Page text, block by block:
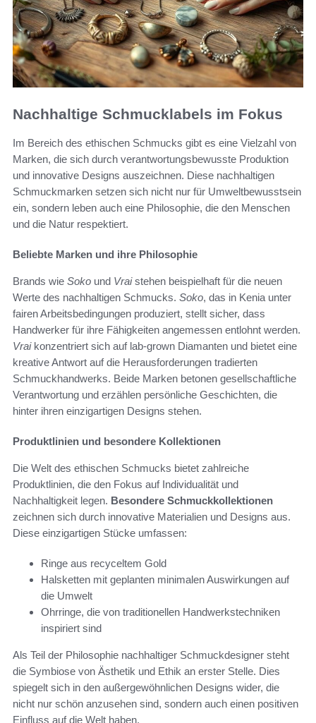
Nachhaltige Schmucklabels im Fokus
Im Bereich des ethischen Schmucks gibt es eine Vielzahl von
Marken, die sich durch verantwortungsbewusste Produktion
und innovative Designs auszeichnen. Diese nachhaltigen
Schmuckmarken setzen sich nicht nur für Umweltbewusstsein
ein, sondern leben auch eine Philosophie, die den Menschen
und die Natur respektiert.
Beliebte Marken und ihre Philosophie
Brands wie Soko und Vraistehen beispielhaft für die neuen
Werte des nachhaltigen Schmucks. Soko, das in Kenia unter
fairen Arbeitsbedingungen produziert, stellt sicher, dass
Handwerker für ihre Fähigkeiten angemessen entlohnt werden.
Vraikonzentriert sich auf lab-grown Diamanten und bietet eine
kreative Antwort auf die Herausforderungen tradierten
Schmuckhandwerks. Beide Marken betonen gesellschaftliche
Verantwortung und erzählen persönliche Geschichten, die
hinter ihren einzigartigen Designs stehen.
Produktlinien und besondere Kollektionen
Die Welt des ethischen Schmucks bietet zahlreiche
Produktlinien, die den Fokus auf Individualität und
Nachhaltigkeit legen. Besondere Schmuckkollektionen
zeichnen sich durch innovative Materialien und Designs aus.
Diese einzigartigen Stücke umfassen:
Ringe aus recyceltem Gold
Halsketten mit geplanten minimalen Auswirkungen auf
die Umwelt
Ohrringe, die von traditionellen Handwerkstechniken
inspiriert sind
Als Teil der Philosophie nachhaltiger Schmuckdesigner steht
die Symbiose von Ästhetik und Ethik an erster Stelle. Dies
spiegelt sich in den außergewöhnlichen Designs wider, die
nicht nur schön anzusehen sind, sondern auch einen positiven
Einfluss auf die Welt haben.